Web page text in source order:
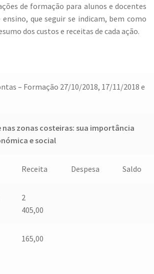
de formação para alunos e docentes
ensino, que seguir se indicam, bem como
dos custos e receitas de cada ação.
– Formação 27/10/2018, 17/11/2018 e
nas zonas costeiras: sua importância
e social
Receita Despesa Saldo
2
405,00
165,00